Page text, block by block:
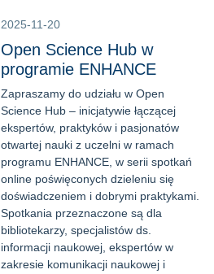
2025-11-20
Open Science Hub w
programie ENHANCE
Zapraszamy do udziału w Open
Science Hub – inicjatywie łączącej
ekspertów, praktyków i pasjonatów
otwartej nauki z uczelni w ramach
programu ENHANCE, w serii spotkań
online poświęconych dzieleniu się
doświadczeniem i dobrymi praktykami.
Spotkania przeznaczone są dla
bibliotekarzy, specjalistów ds.
informacji naukowej, ekspertów w
zakresie komunikacji naukowej i